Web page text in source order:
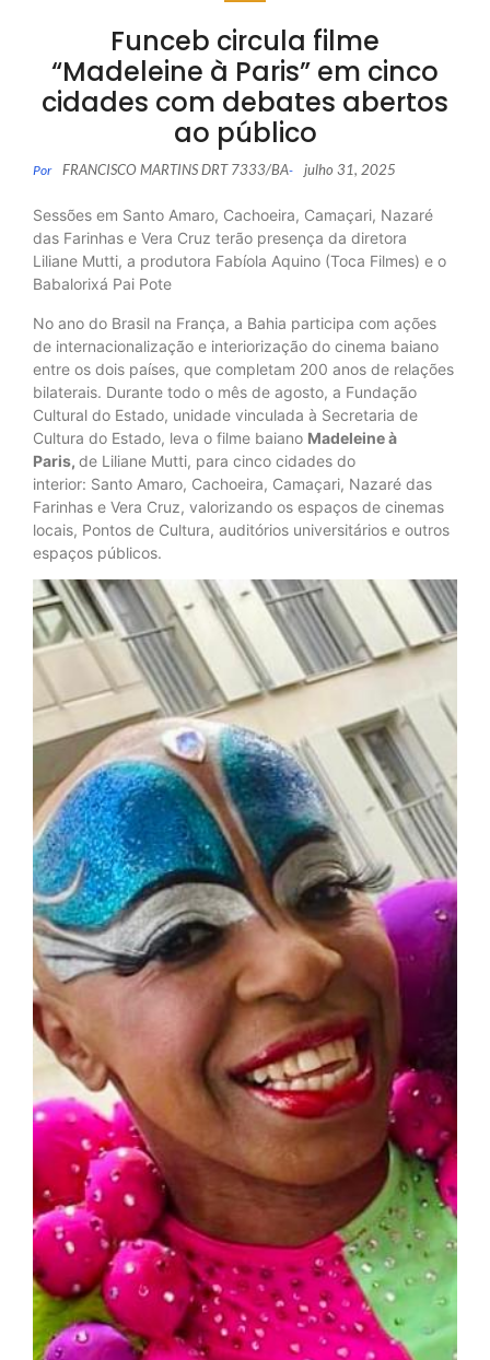
Funceb circula filme
“Madeleine à Paris” em cinco
cidades com debates abertos
ao público
Por FRANCISCO MARTINS DRT 7333/BA- julho 31, 2025
Sessões em Santo Amaro, Cachoeira, Camaçari, Nazaré
das Farinhas e Vera Cruz terão presença da diretora
Liliane Mutti, a produtora Fabíola Aquino (Toca Filmes) e o
Babalorixá Pai Pote
No ano do Brasil na França, a Bahia participa com ações
de internacionalização e interiorização do cinema baiano
entre os dois países, que completam 200 anos de relações
bilaterais. Durante todo o mês de agosto, a Fundação
Cultural do Estado, unidade vinculada à Secretaria de
Cultura do Estado, leva o filme baiano Madeleine à
Paris, de Liliane Mutti, para cinco cidades do
interior: Santo Amaro, Cachoeira, Camaçari, Nazaré das
Farinhas e Vera Cruz, valorizando os espaços de cinemas
locais, Pontos de Cultura, auditórios universitários e outros
espaços públicos.